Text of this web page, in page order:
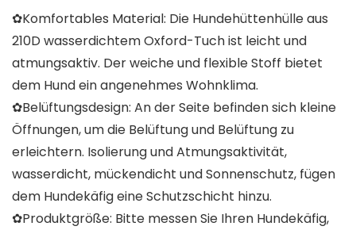
✿Komfortables Material: Die Hundehüttenhülle aus
210D wasserdichtem Oxford-Tuch ist leicht und
atmungsaktiv. Der weiche und flexible Stoff bietet
dem Hund ein angenehmes Wohnklima.
✿Belüftungsdesign: An der Seite befinden sich kleine
Öffnungen, um die Belüftung und Belüftung zu
erleichtern. Isolierung und Atmungsaktivität,
wasserdicht, mückendicht und Sonnenschutz, fügen
dem Hundekäfig eine Schutzschicht hinzu.
✿Produktgröße: Bitte messen Sie Ihren Hundekäfig,